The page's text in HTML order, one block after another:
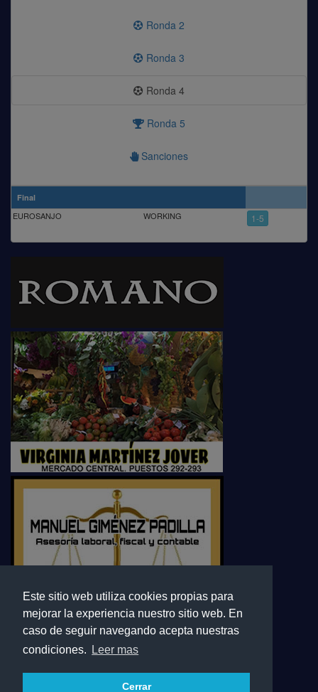
Este sitio web utiliza cookies propias para
mejorar la experiencia nuestro sitio web. En
caso de seguir navegando acepta nuestras
condiciones.
Leer mas
Cerrar
Ronda 2
Ronda 3
Ronda 4
Ronda 5
Sanciones
Final
EUROSANJO WORKING 1-5